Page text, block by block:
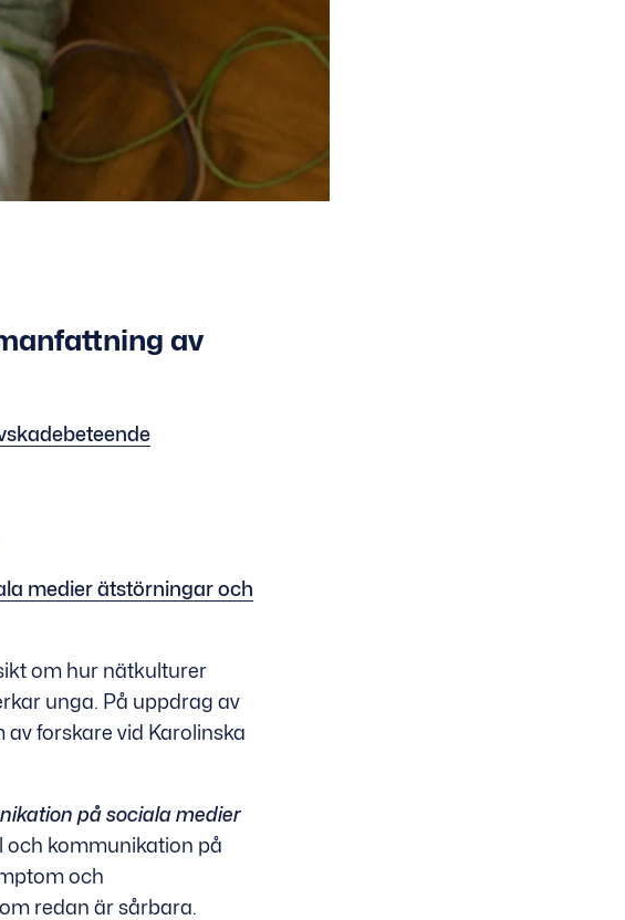
av
medier ätstörningar och
om hur nätkulturer
unga. På uppdrag av
forskare vid Karolinska
på sociala medier
och kommunikation på
och
redan är sårbara.